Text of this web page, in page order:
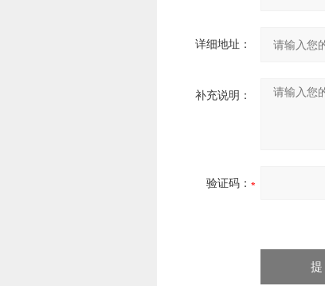
详细地址：
补充说明：
验证码：